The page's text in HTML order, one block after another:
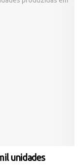
unidades